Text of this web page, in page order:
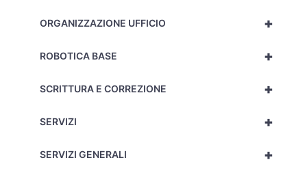
+
ORGANIZZAZIONE UFFICIO
+
ROBOTICA BASE
+
SCRITTURA E CORREZIONE
+
SERVIZI
+
SERVIZI GENERALI